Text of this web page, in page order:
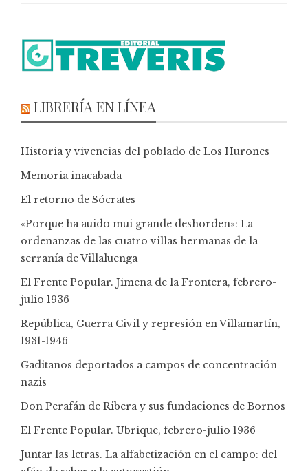
LIBRERÍA EN LÍNEA
Historia y vivencias del poblado de Los Hurones
Memoria inacabada
El retorno de Sócrates
«Porque ha auido mui grande deshorden»: La
ordenanzas de las cuatro villas hermanas de la
serranía de Villaluenga
El Frente Popular. Jimena de la Frontera, febrero-
julio 1936
República, Guerra Civil y represión en Villamartín,
1931-1946
Gaditanos deportados a campos de concentración
nazis
Don Perafán de Ribera y sus fundaciones de Bornos
El Frente Popular. Ubrique, febrero-julio 1936
Juntar las letras. La alfabetización en el campo: del